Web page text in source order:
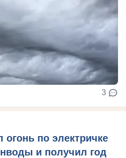
3
по электричке
и получил год